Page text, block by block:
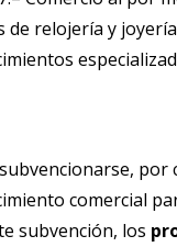
de relojería y
por
comercial
subvención, los